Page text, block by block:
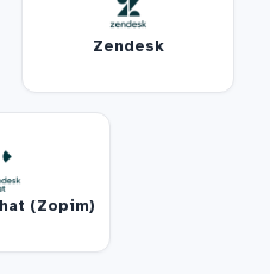
Zendesk
(Zopim)